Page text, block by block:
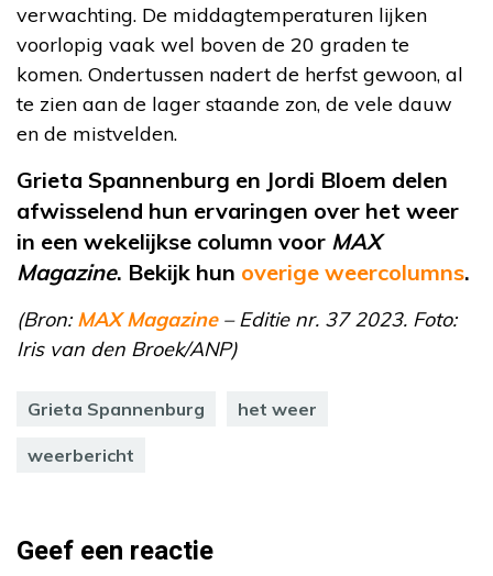
verwachting. De middagtemperaturen lijken
voorlopig vaak wel boven de 20 graden te
komen. Ondertussen nadert de herfst gewoon, al
te zien aan de lager staande zon, de vele dauw
en de mistvelden.
Grieta Spannenburg en Jordi Bloem delen
afwisselend hun ervaringen over het weer
in een wekelijkse column voor MAX
Magazine. Bekijk hun overige weercolumns.
(Bron:MAX Magazine– Editie nr. 37 2023. Foto:
Iris van den Broek/ANP)
Grieta Spannenburg het weer
weerbericht
Geef een reactie